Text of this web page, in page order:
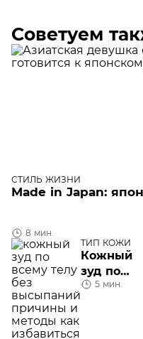
Советуем
СТИЛЬ ЖИЗНИ
Made in Japan:
8 мин.
ТИП КОЖИ
Кожный
зуд по
всему
5 мин.